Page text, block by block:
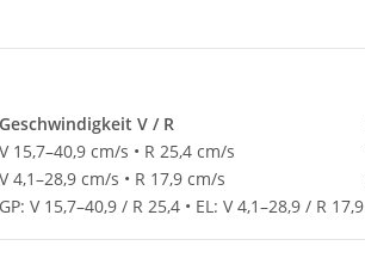
Geschwindigkeit V / R
V 15,7–40,9 cm/s • R 25,4 cm/s
V 4,1–28,9 cm/s • R 17,9 cm/s
GP: V 15,7–40,9 / R 25,4 • EL: V 4,1–28,9 / R 17,9